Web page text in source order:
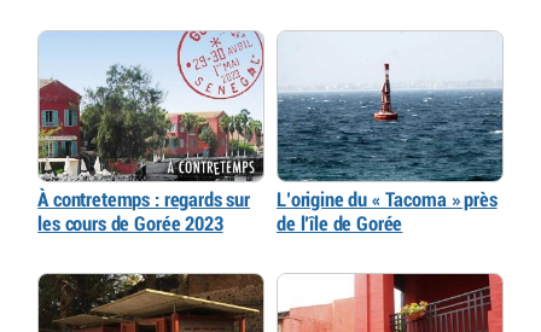
À contretemps : regards sur
les cours de Gorée 2023
L’origine du « Tacoma » près
de l’île de Gorée